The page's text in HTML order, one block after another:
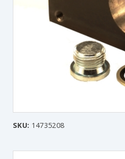
SKU: 14735208